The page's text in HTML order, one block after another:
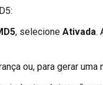
, selecione Ativada.
ou, para gerar uma